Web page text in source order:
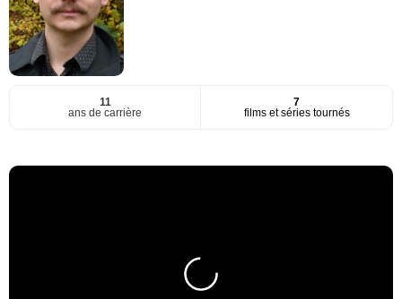
11
ans de carrière
7
films et séries tournés